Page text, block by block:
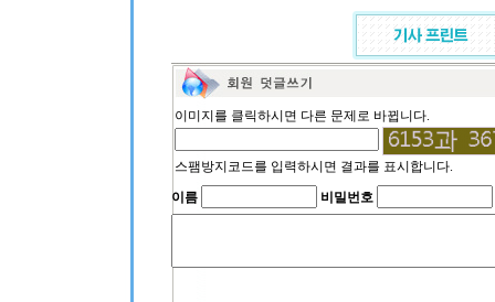
이미지를 클릭하시면 다른 문제로 바뀝니다.
스팸방지코드를 입력하시면 결과를 표시합니다.
이름
비밀번호